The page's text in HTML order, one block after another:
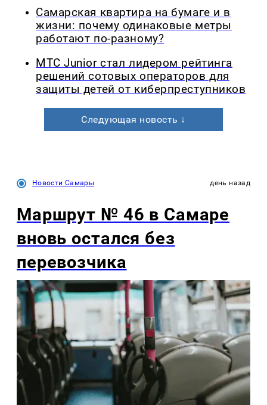
Самарская квартира на бумаге и в
жизни: почему одинаковые метры
работают по-разному?
МТС Junior стал лидером рейтинга
решений сотовых операторов для
защиты детей от киберпреступников
Следующая новость ↓
Новости Самары день назад
Маршрут № 46 в Самаре
вновь остался без
перевозчика